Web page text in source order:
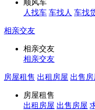
顺风车
人找车 车找人 车找
相亲交友
相亲交友
相亲交友
房屋租售 出租房屋 出售房
房屋租售
出租房屋 出售房屋